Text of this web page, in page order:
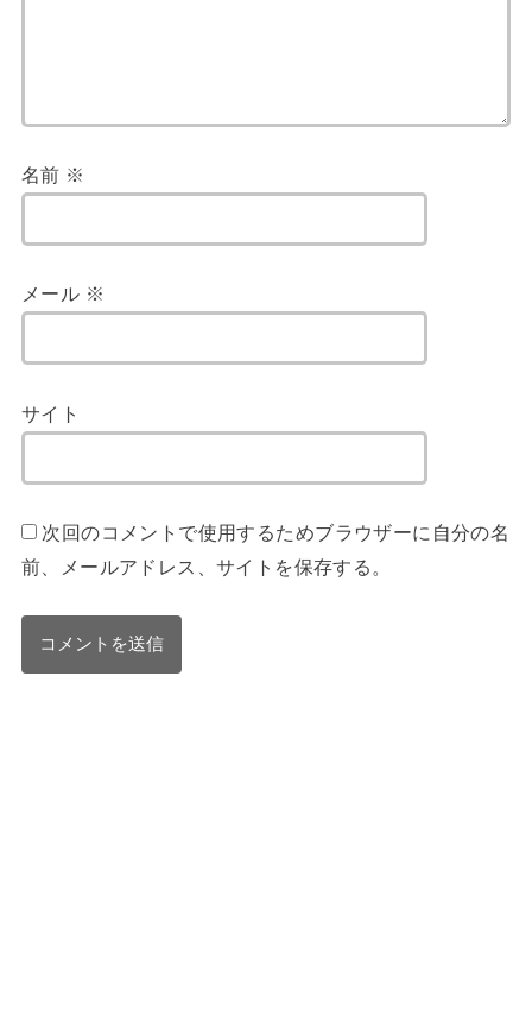
名前 ※
メール ※
サイト
次回のコメントで使用するためブラウザーに自分の名
前、メールアドレス、サイトを保存する。